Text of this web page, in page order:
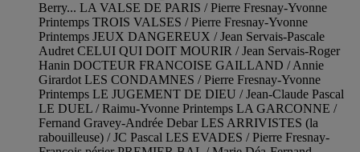
Berry... LA VALSE DE PARIS / Pierre Fresnay-Yvonne
Printemps TROIS VALSES / Pierre Fresnay-Yvonne
Printemps JEUX DANGEREUX / Jean Servais-Pascale
Audret CELUI QUI DOIT MOURIR / Jean Servais-Roger
Hanin DOCTEUR FRANCOISE GAILLAND / Annie
Girardot LES CONDAMNES / Pierre Fresnay-Yvonne
Printemps LE JUGEMENT DE DIEU / Jean-Claude Pascal
LE DUEL / Raimu-Yvonne Printemps LA GARCONNE /
Fernand Gravey-Andrée Debar LES ARRIVISTES (la
rabouilleuse) / JC Pascal LES EVADES / Pierre Fresnay-